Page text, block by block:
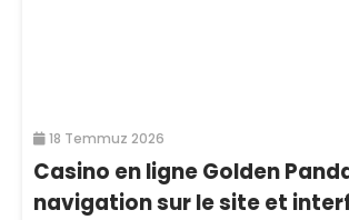
18 Temmuz 2026
Casino en ligne Golden
navigation sur le site et